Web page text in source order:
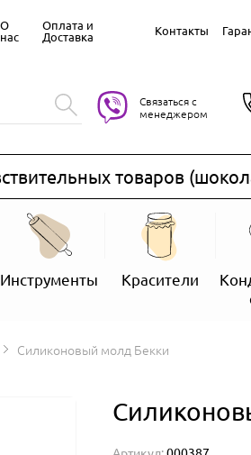
Связаться с
менеджером
О
нас
Оплата и
Доставка Контакты
товаров
Инструменты Красители
Силиконовый молд Бекки